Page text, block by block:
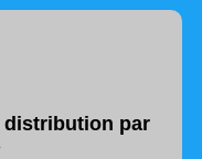
distribution par